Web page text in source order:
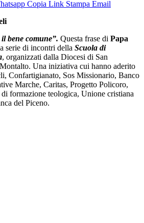
Copia Link Stampa Email
bene comune”. Questa frase di Papa
serie di incontri della Scuola di
, organizzati dalla Diocesi di San
Una iniziativa cui hanno aderito
Confartigianato, Sos Missionario, Banco
Marche, Caritas, Progetto Policoro,
formazione teologica, Unione cristiana
del Piceno.